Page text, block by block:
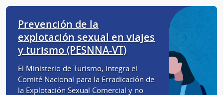
Prevención de la
explotación sexual en viajes
y turismo (PESNNA-VT)
El Ministerio de Turismo, integra el
Comité Nacional para la Erradicación de
la Explotación Sexual Comercial y no